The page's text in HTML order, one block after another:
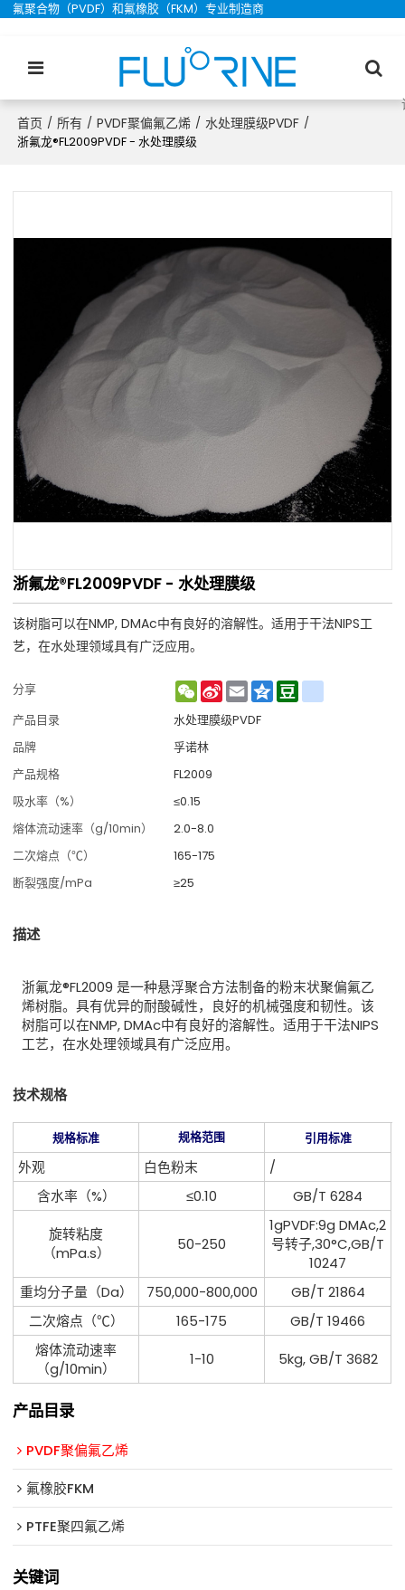
氟聚合物（PVDF）和氟橡胶（FKM）专业制造商
首页 / 所有 / PVDF聚偏氟乙烯 / 水处理膜级PVDF /
浙氟龙®FL2009PVDF - 水处理膜级
浙氟龙®FL2009PVDF - 水处理膜级
该树脂可以在NMP, DMAc中有良好的溶解性。适用于干法NIPS工
艺，在水处理领域具有广泛应用。
分享 WeChat
Sina
Weibo
EmailQzoneDouban
产品目录
水处理膜级PVDF
品牌
孚诺林
产品规格
FL2009
吸水率（%）
≤0.15
熔体流动速率（g/10min）
2.0-8.0
二次熔点（℃）
165-175
断裂强度/mPa
≥25
描述
浙氟龙®FL2009 是一种悬浮聚合方法制备的粉末状聚偏氟乙
烯树脂。具有优异的耐酸碱性，良好的机械强度和韧性。该
树脂可以在NMP, DMAc中有良好的溶解性。适用于干法NIPS
工艺，在水处理领域具有广泛应用。
技术规格
规格标准 规格范围 引用标准
外观 白色粉末
/
含水率（%）
≤0.10 GB/T 6284
旋转粘度
（mPa.s）
50-250
1gPVDF:9g DMAc,2
号转子,30°C,GB/T
10247
重均分子量（Da）
750,000-800,000
GB/T 21864
二次熔点（℃）
165-175
GB/T 19466
熔体流动速率
（g/10min）
1-10 5kg, GB/T 3682
产品目录
PVDF聚偏氟乙烯
氟橡胶FKM
PTFE聚四氟乙烯
关键词